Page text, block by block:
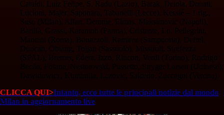
CLICCA QUI>Intanto, ecco tutte le principali notizie dal mondo
Milan in aggiornamento live